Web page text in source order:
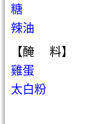
糖
辣油
【醃 料】
雞蛋
太白粉